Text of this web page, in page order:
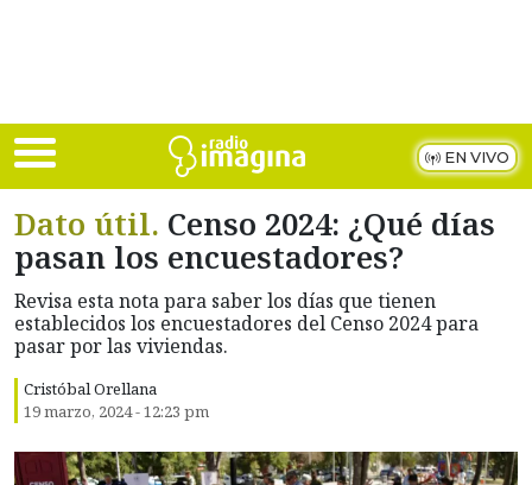
EN VIVO
Dato útil. Censo 2024: ¿Qué días
pasan los encuestadores?
Revisa esta nota para saber los días que tienen
establecidos los encuestadores del Censo 2024 para
pasar por las viviendas.
Cristóbal Orellana
19 marzo, 2024 - 12:23 pm